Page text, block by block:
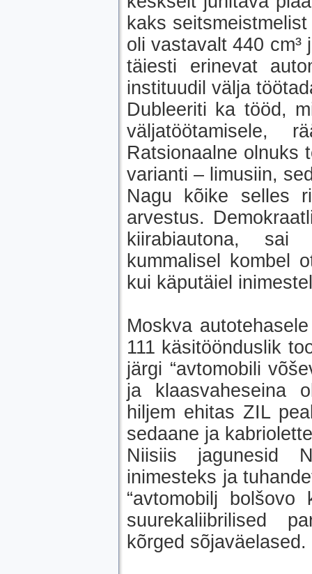
kaks
oli vastavalt 440
täiesti erinevat
instituudil välja
Dubleeriti ka tööd,
väljatöötamisele,
Ratsionaalne olnuks
varianti – limusiin,
Nagu kõike selles
arvestus.
kiirabiautona, sai
kummalisel kombel
kui käputäiel
Moskva
111 käsitöönduslik
järgi “avtomobili
ja klaasvaheseina
hiljem ehitas ZIL
sedaane ja
Niisiis jagunesid
inimesteks ja
“avtomobilj
suurekaliibrilised
kõrged sõjaväelased.